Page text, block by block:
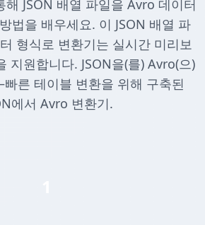
해 JSON 배열 파일을 Avro 데이터
법을 배우세요. 이 JSON 배열 파
형식로 변환기는 실시간 미리보
지원합니다. JSON을(를) Avro(으)
른 테이블 변환을 위해 구축된
에서 Avro 변환기.